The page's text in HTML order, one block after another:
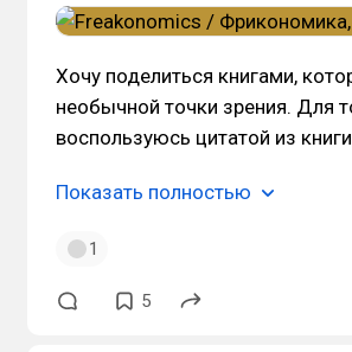
Хочу поделиться книгами,
необычной точки зрения. Для
воспользуюсь цитатой из
Показать полностью
1
5